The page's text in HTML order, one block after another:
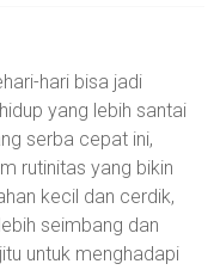
hari bisa jadi
yang lebih santai
serba cepat ini,
rutinitas yang bikin
kecil dan cerdik,
seimbang dan
untuk menghadapi